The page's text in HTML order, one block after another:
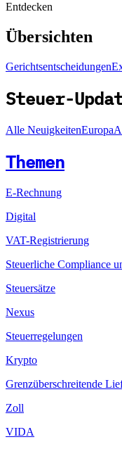
Entdecken
Übersichten
Gerichtsentscheidungen
Steuer-
Alle NeuigkeitenEuropa
Themen
E-Rechnung
Digital
VAT-Registrierung
Steuerliche Compliance
Steuersätze
Nexus
Steuerregelungen
Krypto
Grenzüberschreitende
Zoll
VIDA